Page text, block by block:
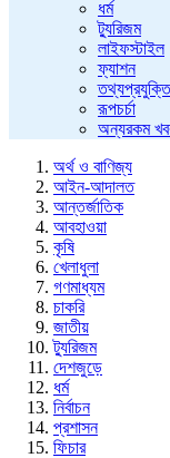
ধর্ম
ট্যুরিজম
লাইফস্টাইল
ফ্যাশন
তথ্যপ্রযুক্তি
রূপচর্চা
অন্যরকম
অর্থ ও বাণিজ্য
আইন-আদালত
আন্তর্জাতিক
আবহাওয়া
কৃষি
খেলাধুলা
গণমাধ্যম
চাকরি
জাতীয়
ট্যুরিজম
দেশজুড়ে
ধর্ম
নির্বাচন
প্রশাসন
ফিচার